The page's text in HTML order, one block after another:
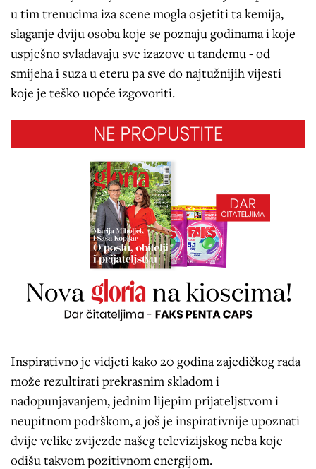
u tim trenucima iza scene mogla osjetiti ta kemija,
slaganje dviju osoba koje se poznaju godinama i koje
uspješno svladavaju sve izazove u tandemu - od
smijeha i suza u eteru pa sve do najtužnijih vijesti
koje je teško uopće izgovoriti.
Inspirativno je vidjeti kako 20 godina zajedičkog rada
može rezultirati prekrasnim skladom i
nadopunjavanjem, jednim lijepim prijateljstvom i
neupitnom podrškom, a još je inspirativnije upoznati
dvije velike zvijezde našeg televizijskog neba koje
odišu takvom pozitivnom energijom.